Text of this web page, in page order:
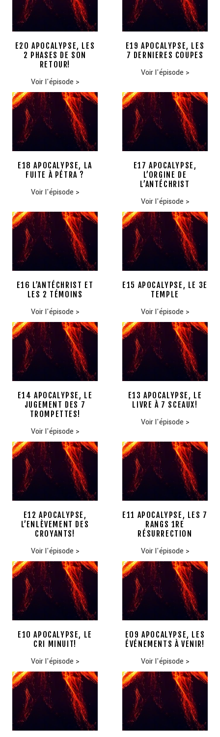
E20 APOCALYPSE, LES
2 PHASES DE SON
RETOUR!
Voir l'épisode >
E19 APOCALYPSE, LES
7 DERNIERES COUPES
Voir l'épisode >
E18 APOCALYPSE, LA
FUITE À PÉTRA ?
Voir l'épisode >
E17 APOCALYPSE,
L’ORGINE DE
L’ANTÉCHRIST
Voir l'épisode >
E16 L’ANTÉCHRIST ET
LES 2 TÉMOINS
Voir l'épisode >
E15 APOCALYPSE, LE 3E
TEMPLE
Voir l'épisode >
E14 APOCALYPSE, LE
JUGEMENT DES 7
TROMPETTES!
Voir l'épisode >
E13 APOCALYPSE, LE
LIVRE À 7 SCEAUX!
Voir l'épisode >
E12 APOCALYPSE,
L’ENLÈVEMENT DES
CROYANTS!
Voir l'épisode >
E11 APOCALYPSE, LES 7
RANGS 1RE
RÉSURRECTION
Voir l'épisode >
E10 APOCALYPSE, LE
CRI MINUIT!
Voir l'épisode >
E09 APOCALYPSE, LES
ÉVÉNEMENTS À VENIR!
Voir l'épisode >